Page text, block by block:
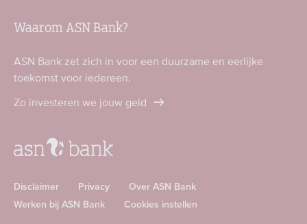
Waarom ASN Bank?
ASN Bank zet zich in voor een duurzame en eerlijke
toekomst voor iedereen.
Zo investeren we jouw geld
Disclaimer Privacy
Over ASN Bank
Werken bij ASN Bank
Cookies instellen